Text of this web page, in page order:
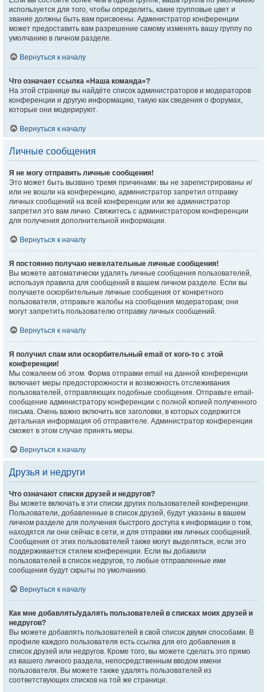
используется для того, чтобы определить, какие групповые цвет и
звание должны быть вам присвоены. Администратор конференции
может предоставить вам разрешение самому изменять вашу группу по
умолчанию в личном разделе.
Вернуться к началу
Что означает ссылка «Наша команда»?
На этой странице вы найдёте список администраторов и модераторов
конференции и другую информацию, такую как сведения о форумах,
которые они модерируют.
Вернуться к началу
Личные сообщения
Я не могу отправить личные сообщения!
Это может быть вызвано тремя причинами: вы не зарегистрированы и/
или не вошли на конференцию, администратор запретил отправку
личных сообщений на всей конференции или же администратор
запретил это вам лично. Свяжитесь с администратором конференции
для получения дополнительной информации.
Вернуться к началу
Я постоянно получаю нежелательные личные сообщения!
Вы можете автоматически удалять личные сообщения пользователей,
используя правила для сообщений в вашем личном разделе. Если вы
получаете оскорбительные личные сообщения от конкретного
пользователя, отправьте жалобы на сообщения модераторам; они
могут запретить пользователю отправку личных сообщений.
Вернуться к началу
Я получил спам или оскорбительный email от кого-то с этой
конференции!
Мы сожалеем об этом. Форма отправки email на данной конференции
включает меры предосторожности и возможность отслеживания
пользователей, отправляющих подобные сообщения. Отправьте email-
сообщение администратору конференции с полной копией полученного
письма. Очень важно включить все заголовки, в которых содержится
детальная информация об отправителе. Администратор конференции
сможет в этом случае принять меры.
Вернуться к началу
Друзья и недруги
Что означают списки друзей и недругов?
Вы можете включать в эти списки других пользователей конференции.
Пользователи, добавленные в список друзей, будут указаны в вашем
личном разделе для получения быстрого доступа к информации о том,
находятся ли они сейчас в сети, и для отправки им личных сообщений.
Сообщения от этих пользователей также могут выделяться, если это
поддерживается стилем конференции. Если вы добавили
пользователей в список недругов, то любые отправленные ими
сообщения будут скрыты по умолчанию.
Вернуться к началу
Как мне добавлять/удалять пользователей в списках моих друзей и
недругов?
Вы можете добавлять пользователей в свой список двумя способами. В
профиле каждого пользователя есть ссылка для его добавления в
список друзей или недругов. Кроме того, вы можете сделать это прямо
из вашего личного раздела, непосредственным вводом имени
пользователя. Вы можете также удалять пользователей из
соответствующих списков на той же странице.